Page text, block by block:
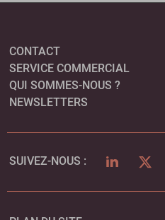
CONTACT
SERVICE COMMERCIAL
QUI SOMMES-NOUS ?
NEWSLETTERS
SUIVEZ-NOUS : LINKEDIN